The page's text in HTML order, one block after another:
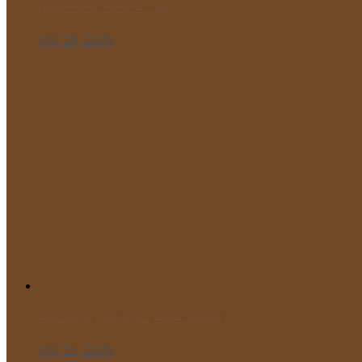
Οκτ 28, 2025
Οκτ 25, 2025